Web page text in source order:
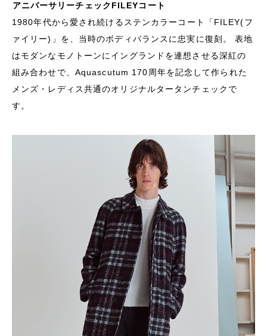
アニバーサリーチェックFILEYコート
1980年代から愛され続けるステンカラーコート「FILEY(フ
ァイリー)」を、当時のボディバランスに忠実に復刻。 表地
はモダンなモノトーンにイングランドを連想させる深紅の
組み合わせで、Aquascutum 170周年を記念して作られた
メンズ・レディス共通のオリジナルタータンチェックで
す。